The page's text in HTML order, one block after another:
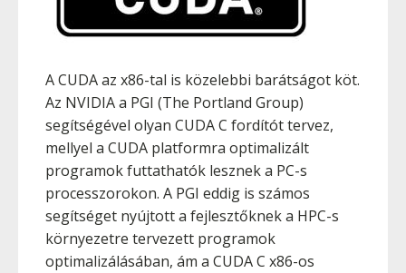
A CUDA az x86-tal is közelebbi barátságot köt.
Az NVIDIA a PGI (The Portland Group)
segítségével olyan CUDA C fordítót tervez,
mellyel a CUDA platformra optimalizált
programok futtathatók lesznek a PC-s
processzorokon. A PGI eddig is számos
segítséget nyújtott a fejlesztőknek a HPC-s
környezetre tervezett programok
optimalizálásában, ám a CUDA C x86-os